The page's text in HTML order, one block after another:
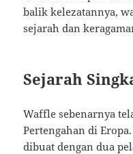
balik kelezatannya,
sejarah dan
Sejarah
Waffle sebenarnya
Pertengahan di
dibuat dengan dua